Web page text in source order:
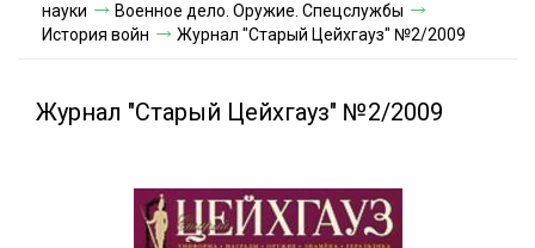
Условия оплаты
науки
Военное дело. Оружие. Спецслужбы
История войн
Журнал "Старый Цейхгауз" №2/2009
Журнал "Старый Цейхгауз" №2/2009